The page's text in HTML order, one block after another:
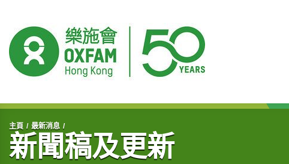
開始主要內容
主頁 最新消息
新聞稿及更新